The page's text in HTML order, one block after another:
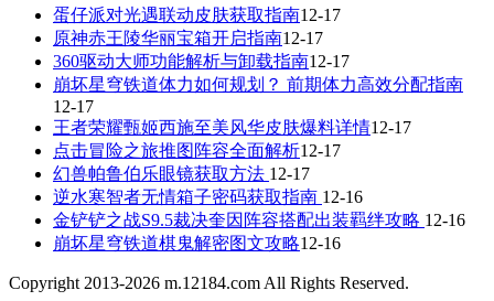
蛋仔派对光遇联动皮肤获取指南12-17
原神赤王陵华丽宝箱开启指南12-17
360驱动大师功能解析与卸载指南12-17
崩坏星穹铁道体力如何规划？ 前期体力高效分配指南
12-17
王者荣耀甄姬西施至美风华皮肤爆料详情12-17
点击冒险之旅推图阵容全面解析12-17
幻兽帕鲁伯乐眼镜获取方法 12-17
逆水寒智者无情箱子密码获取指南 12-16
金铲铲之战S9.5裁决奎因阵容搭配出装羁绊攻略 12-16
崩坏星穹铁道棋鬼解密图文攻略12-16
Copyright 2013-2026 m.12184.com All Rights Reserved.